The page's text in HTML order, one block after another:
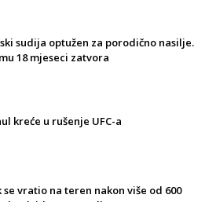
sudija optužen za porodično nasilje.
18 mjeseci zatvora
kreće u rušenje UFC-a
vratio na teren nakon više od 600